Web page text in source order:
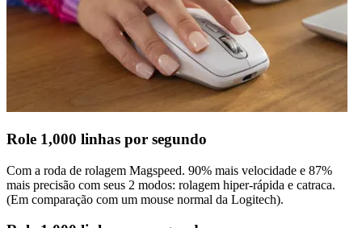
Role 1,000 linhas por segundo
Com a roda de rolagem Magspeed. 90% mais velocidade e 87%
mais precisão com seus 2 modos: rolagem hiper-rápida e catraca.
(Em comparação com um mouse normal da Logitech).